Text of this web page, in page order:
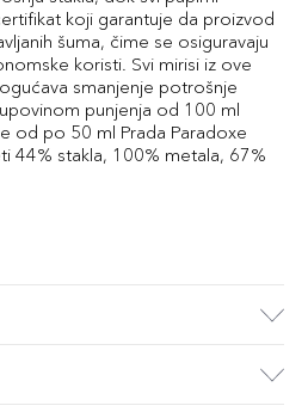
koji garantuje da proizvod
šuma, čime se osiguravaju
koristi. Svi mirisi iz ove
smanjenje potrošnje
punjenja od 100 ml
od po 50 ml Prada Paradoxe
44% stakla, 100% metala, 67%